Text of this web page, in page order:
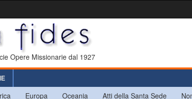
Opere Missionarie dal 1927
Europa Oceania Atti della Santa Sede